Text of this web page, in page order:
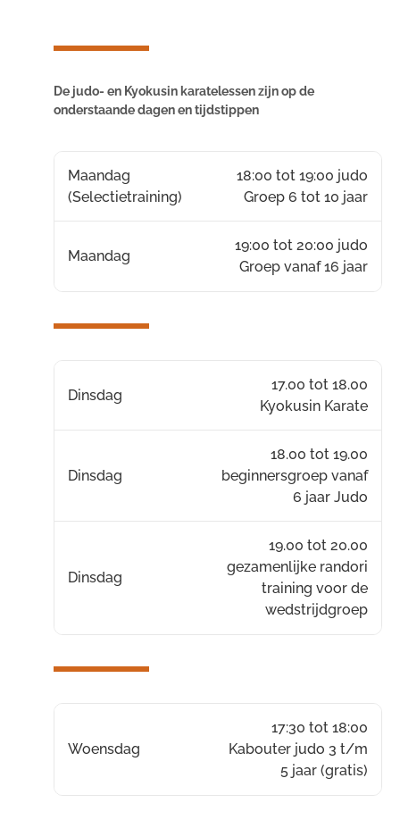
De judo- en Kyokusin karatelessen zijn op de
onderstaande dagen en tijdstippen
Maandag
(Selectietraining)
18:00 tot 19:00 judo
Groep 6 tot 10 jaar
Maandag
19:00 tot 20:00 judo
Groep vanaf 16 jaar
Dinsdag
17.00 tot 18.00
Kyokusin Karate
Dinsdag
18.00 tot 19.00
beginnersgroep vanaf
6 jaar Judo
Dinsdag
19.00 tot 20.00
gezamenlijke randori
training voor de
wedstrijdgroep
Woensdag
17:30 tot 18:00
Kabouter judo 3 t/m
5 jaar (gratis)